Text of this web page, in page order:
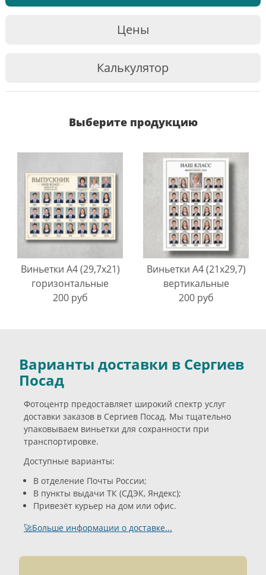
Цены
Калькулятор
Выберите продукцию
Виньетки А4 (29,7х21)
горизонтальные
200 руб
Виньетки А4 (21х29,7)
вертикальные
200 руб
Варианты доставки в Сергиев
Посад
Фотоцентр предоставляет широкий спектр услуг
доставки заказов в Сергиев Посад. Мы тщательно
упаковываем виньетки для сохранности при
транспортировке.
Доступные варианты:
В отделение Почты России;
В пункты выдачи ТК (СДЭК, Яндекс);
Привезёт курьер на дом или офис.
🚀Больше информации о доставке...